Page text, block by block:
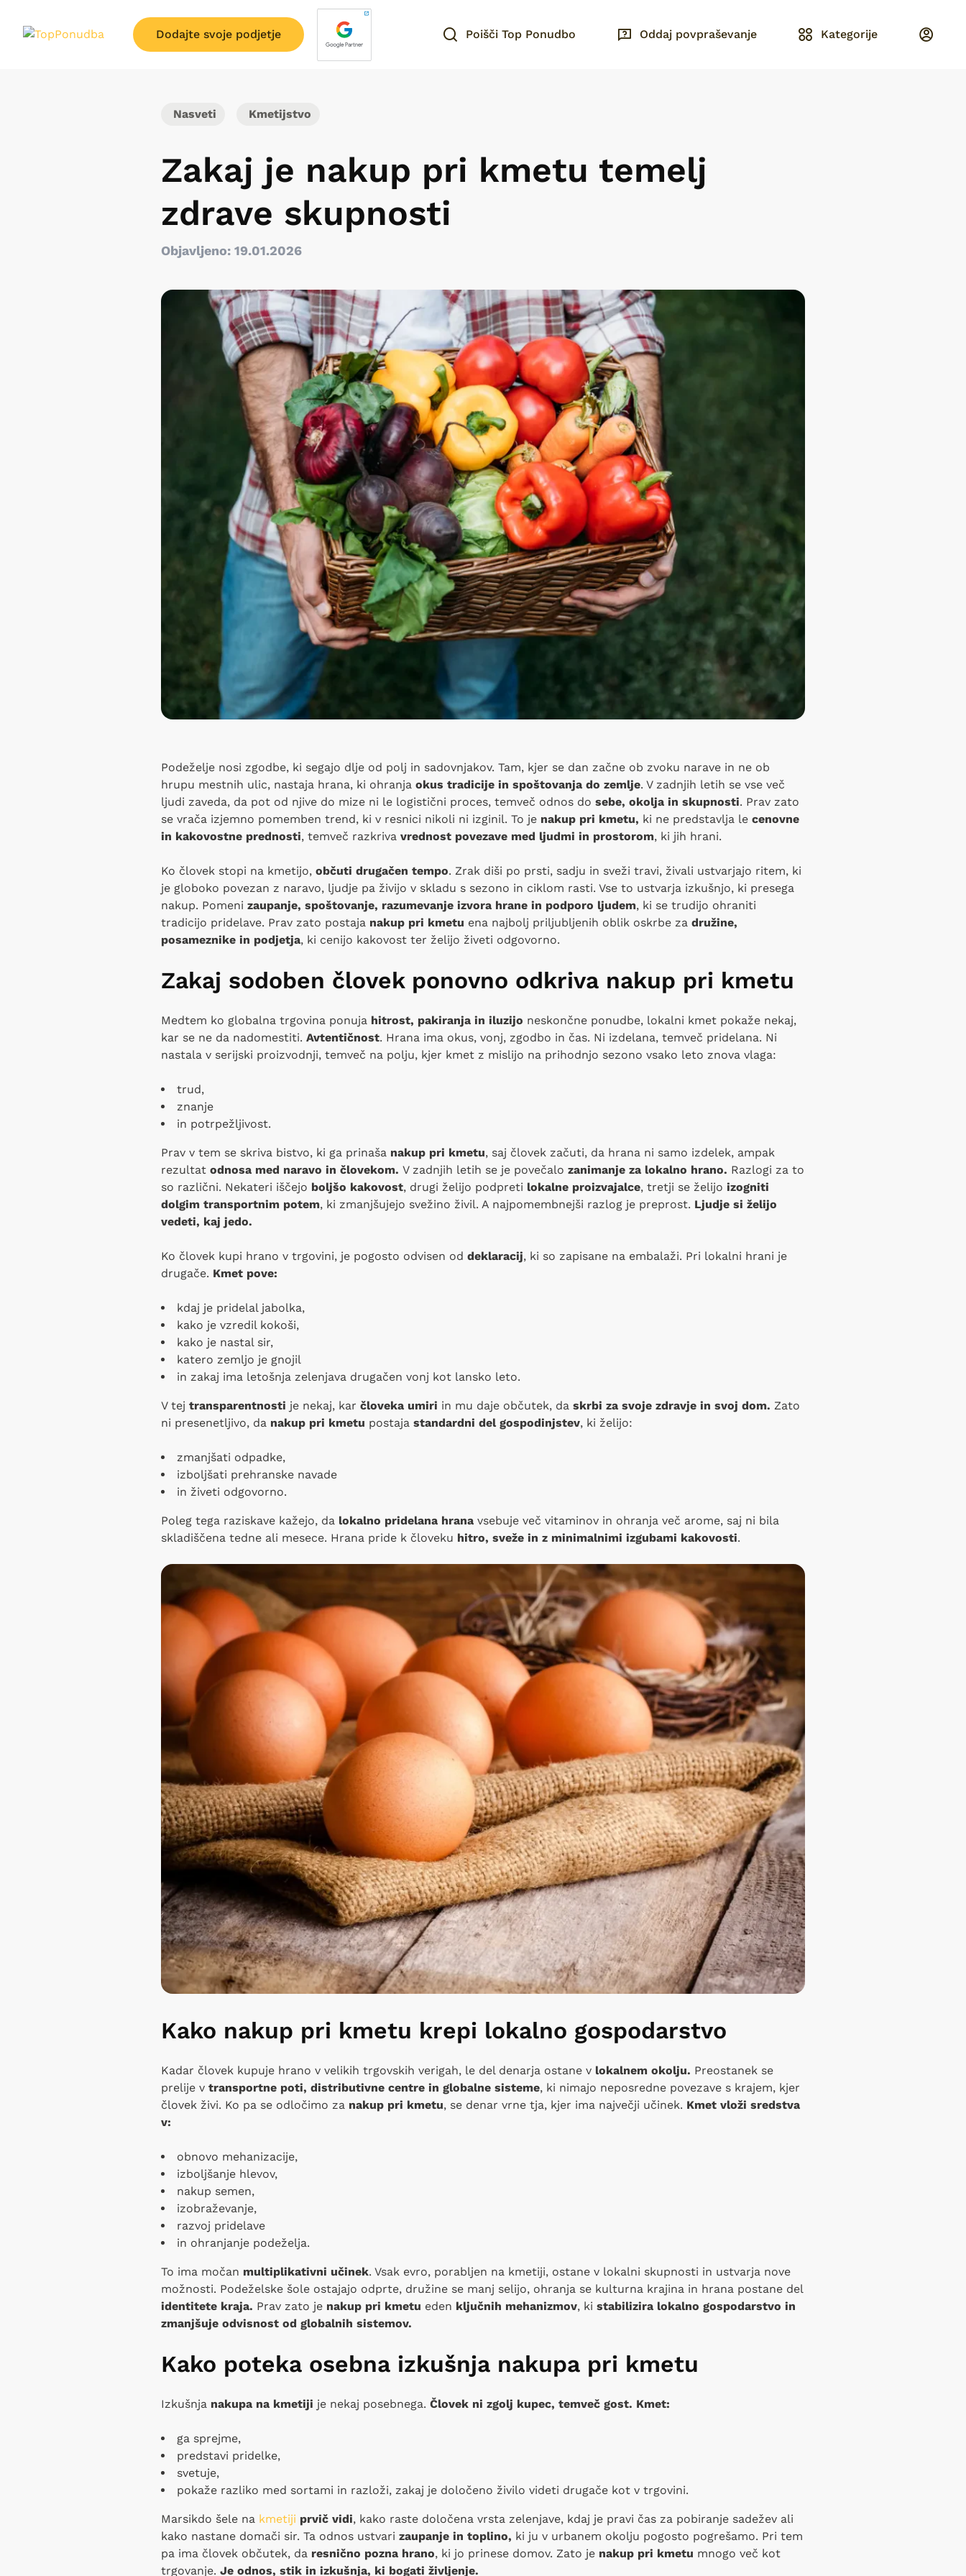
Dodajte svoje podjetje Poišči Top Ponudbo Oddaj povpraševanje Kategorije
Nasveti Kmetijstvo
Zakaj je nakup pri kmetu temelj
zdrave skupnosti
Objavljeno: 19.01.2026
Podeželje nosi zgodbe, ki segajo dlje od polj in sadovnjakov. Tam, kjer se dan začne ob zvoku narave in ne ob
hrupu mestnih ulic, nastaja hrana, ki ohranja okus tradicije in spoštovanja do zemlje. V zadnjih letih se vse več
ljudi zaveda, da pot od njive do mize ni le logistični proces, temveč odnos do sebe, okolja in skupnosti. Prav zato
se vrača izjemno pomemben trend, ki v resnici nikoli ni izginil. To je nakup pri kmetu, ki ne predstavlja le cenovne
in kakovostne prednosti, temveč razkriva vrednost povezave med ljudmi in prostorom, ki jih hrani.
Ko človek stopi na kmetijo, občuti drugačen tempo. Zrak diši po prsti, sadju in sveži travi, živali ustvarjajo ritem, ki
je globoko povezan z naravo, ljudje pa živijo v skladu s sezono in ciklom rasti. Vse to ustvarja izkušnjo, ki presega
nakup. Pomeni zaupanje, spoštovanje, razumevanje izvora hrane in podporo ljudem, ki se trudijo ohraniti
tradicijo pridelave. Prav zato postaja nakup pri kmetu ena najbolj priljubljenih oblik oskrbe za družine,
posameznike in podjetja, ki cenijo kakovost ter želijo živeti odgovorno.
Zakaj sodoben človek ponovno odkriva nakup pri kmetu
Medtem ko globalna trgovina ponuja hitrost, pakiranja in iluzijo neskončne ponudbe, lokalni kmet pokaže nekaj,
kar se ne da nadomestiti. Avtentičnost. Hrana ima okus, vonj, zgodbo in čas. Ni izdelana, temveč pridelana. Ni
nastala v serijski proizvodnji, temveč na polju, kjer kmet z mislijo na prihodnjo sezono vsako leto znova vlaga:
trud,
znanje
in potrpežljivost.
Prav v tem se skriva bistvo, ki ga prinaša nakup pri kmetu, saj človek začuti, da hrana ni samo izdelek, ampak
rezultat odnosa med naravo in človekom. V zadnjih letih se je povečalo zanimanje za lokalno hrano. Razlogi za to
so različni. Nekateri iščejo boljšo kakovost, drugi želijo podpreti lokalne proizvajalce, tretji se želijo izogniti
dolgim transportnim potem, ki zmanjšujejo svežino živil. A najpomembnejši razlog je preprost. Ljudje si želijo
vedeti, kaj jedo.
Ko človek kupi hrano v trgovini, je pogosto odvisen od deklaracij, ki so zapisane na embalaži. Pri lokalni hrani je
drugače. Kmet pove:
kdaj je pridelal jabolka,
kako je vzredil kokoši,
kako je nastal sir,
katero zemljo je gnojil
in zakaj ima letošnja zelenjava drugačen vonj kot lansko leto.
V tej transparentnosti je nekaj, kar človeka umiri in mu daje občutek, da skrbi za svoje zdravje in svoj dom. Zato
ni presenetljivo, da nakup pri kmetu postaja standardni del gospodinjstev, ki želijo:
zmanjšati odpadke,
izboljšati prehranske navade
in živeti odgovorno.
Poleg tega raziskave kažejo, da lokalno pridelana hrana vsebuje več vitaminov in ohranja več arome, saj ni bila
skladiščena tedne ali mesece. Hrana pride k človeku hitro, sveže in z minimalnimi izgubami kakovosti.
Kako nakup pri kmetu krepi lokalno gospodarstvo
Kadar človek kupuje hrano v velikih trgovskih verigah, le del denarja ostane v lokalnem okolju. Preostanek se
prelije v transportne poti, distributivne centre in globalne sisteme, ki nimajo neposredne povezave s krajem, kjer
človek živi. Ko pa se odločimo za nakup pri kmetu, se denar vrne tja, kjer ima največji učinek. Kmet vloži sredstva
v:
obnovo mehanizacije,
izboljšanje hlevov,
nakup semen,
izobraževanje,
razvoj pridelave
in ohranjanje podeželja.
To ima močan multiplikativni učinek. Vsak evro, porabljen na kmetiji, ostane v lokalni skupnosti in ustvarja nove
možnosti. Podeželske šole ostajajo odprte, družine se manj selijo, ohranja se kulturna krajina in hrana postane del
identitete kraja. Prav zato je nakup pri kmetu eden ključnih mehanizmov, ki stabilizira lokalno gospodarstvo in
zmanjšuje odvisnost od globalnih sistemov.
Kako poteka osebna izkušnja nakupa pri kmetu
Izkušnja nakupa na kmetiji je nekaj posebnega. Človek ni zgolj kupec, temveč gost. Kmet:
ga sprejme,
predstavi pridelke,
svetuje,
pokaže razliko med sortami in razloži, zakaj je določeno živilo videti drugače kot v trgovini.
Marsikdo šele na kmetiji prvič vidi, kako raste določena vrsta zelenjave, kdaj je pravi čas za pobiranje sadežev ali
kako nastane domači sir. Ta odnos ustvari zaupanje in toplino, ki ju v urbanem okolju pogosto pogrešamo. Pri tem
pa ima človek občutek, da resnično pozna hrano, ki jo prinese domov. Zato je nakup pri kmetu mnogo več kot
trgovanje. Je odnos, stik in izkušnja, ki bogati življenje.